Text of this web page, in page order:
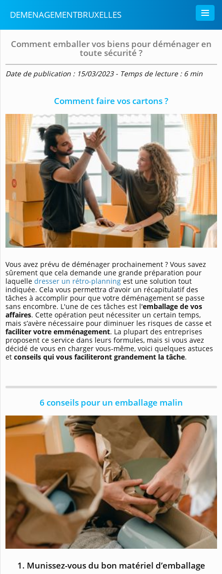
DEMENAGEMENTBRUXELLES
Comment emballer vos biens pour déménager en
toute sécurité ?
Date de publication : 15/03/2023 - Temps de lecture : 6 min
Comment faire vos cartons ?
Vous avez prévu de déménager prochainement ? Vous savez
sûrement que cela demande une grande préparation pour
laquelle dresser un rétro-planning est une solution tout
indiquée. Cela vous permettra d'avoir un récapitulatif des
tâches à accomplir pour que votre déménagement se passe
sans encombre. L'une de ces tâches est l'emballage de vos
affaires. Cette opération peut nécessiter un certain temps,
mais s’avère nécessaire pour diminuer les risques de casse et
faciliter votre emménagement. La plupart des entreprises
proposent ce service dans leurs formules, mais si vous avez
décidé de vous en charger vous-même, voici quelques astuces
et conseils qui vous faciliteront grandement la tâche.
6 conseils pour un emballage malin
1. Munissez-vous du bon matériel d’emballage